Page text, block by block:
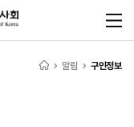
알림 구인정보